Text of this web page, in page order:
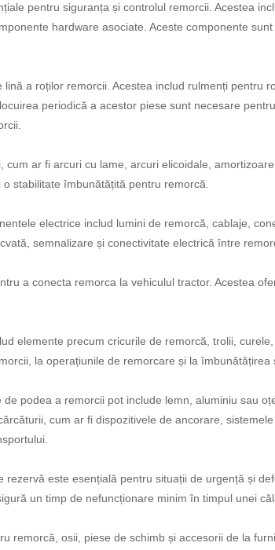
pentru siguranța și controlul remorcii. Acestea
hardware asociate. Aceste componente
a roților remorcii. Acestea includ rulmenți pentru
periodică a acestor piese sunt necesare
ar fi arcuri cu lame, arcuri elicoidale,
stabilitate îmbunătățită pentru remorcă.
electrice includ lumini de remorcă, cablaje,
semnalizare și conectivitate electrică între
a conecta remorca la vehiculul tractor. Acestea
elemente precum cricurile de remorcă, trolii,
la operațiunile de remorcare și la îmbunătățirea
podea a remorcii pot include lemn, aluminiu sau
cum ar fi dispozitivele de ancorare,
este esențială pentru situații de urgență și
un timp de nefuncționare minim în timpul unei
remorcă, osii, piese de schimb și accesorii de la